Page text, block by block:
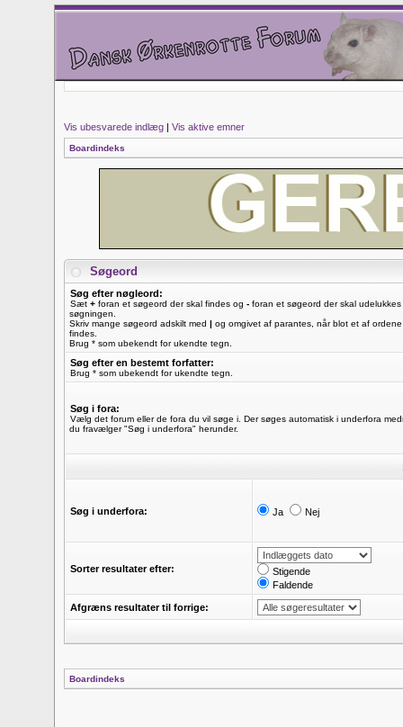
Vis ubesvarede indlæg | Vis aktive emner
Boardindeks
Søgeord
Søg efter nøgleord:
Sæt + foran et søgeord der skal findes og - foran et søgeord der skal udelukkes
søgningen.
Skriv mange søgeord adskilt med | og omgivet af parantes, når blot et af
findes.
Brug * som ubekendt for ukendte tegn.
Søg efter en bestemt forfatter:
Brug * som ubekendt for ukendte tegn.
Søg i fora:
Vælg det forum eller de fora du vil søge i. Der søges automatisk i underfora
du fravælger "Søg i underfora" herunder.
Søg i underfora: Ja Nej
Sorter resultater efter:
Stigende
Faldende
Afgræns resultater til forrige:
Boardindeks